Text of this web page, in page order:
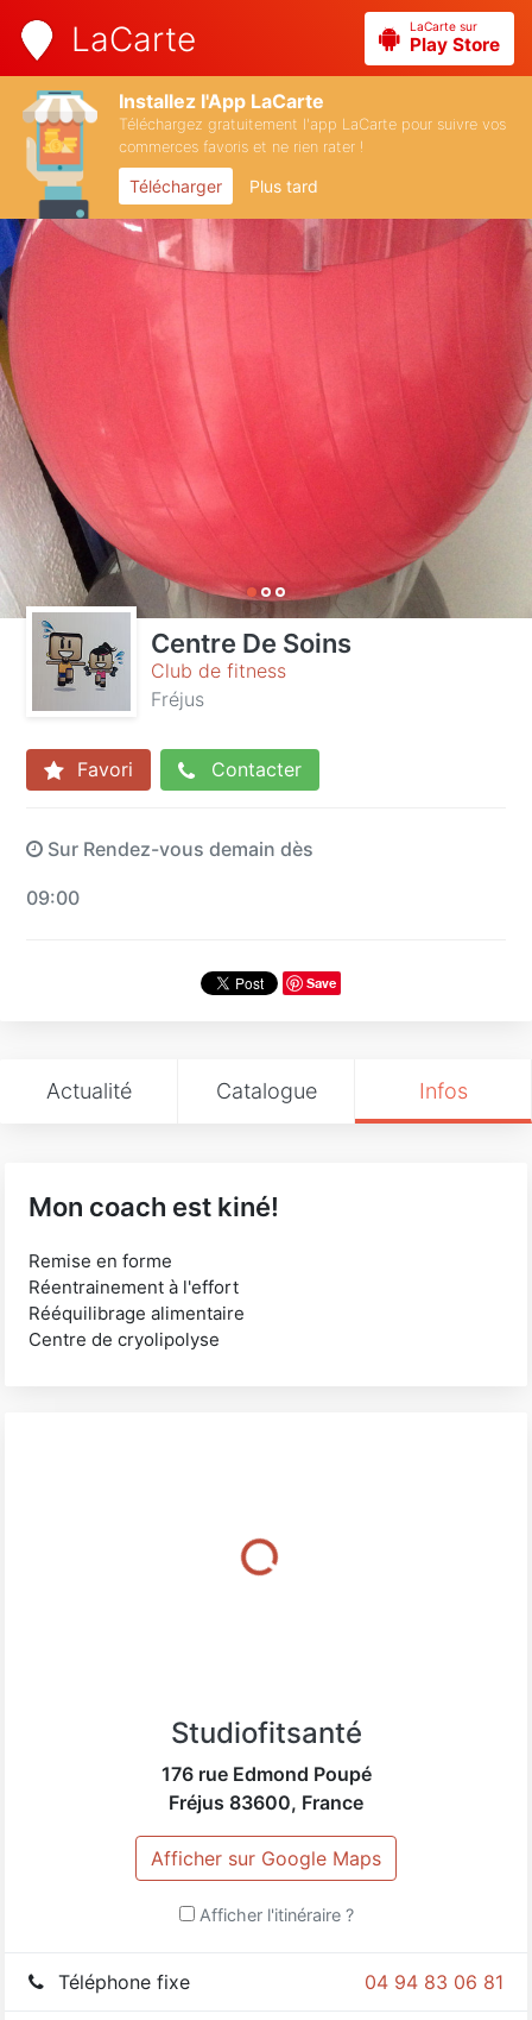
LaCarte LaCarte sur
Play Store
Installez l'App LaCarte
Téléchargez gratuitement l'app LaCarte pour suivre vos
commerces favoris et ne rien rater !
Télécharger Plus tard
Centre De Soins
Club de fitness
Fréjus
Favori Contacter
Sur Rendez-vous demain dès
09:00
Save
Actualité Catalogue Infos
Mon coach est kiné!
Remise en forme
Réentrainement à l'effort
Rééquilibrage alimentaire
Centre de cryolipolyse
Studiofitsanté
176 rue Edmond Poupé
Fréjus 83600, France
Afficher sur Google Maps
Afficher l'itinéraire ?
04 94 83 06 81
Téléphone fixe